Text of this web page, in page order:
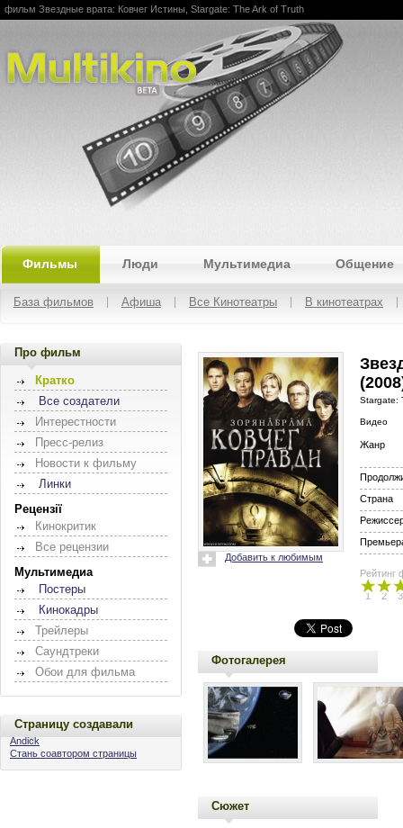
Multikino
фильм Звездные врата: Ковчег Истины, Stargate: The Ark of Truth
Фильмы Люди Мультимедиа Общение
База фильмов Афиша Все Кинотеатры В кинотеатрах
Про фильм
Кратко
Все создатели
Интерестности
Пресс-релиз
Новости к фильму
Линки
Рецензії
Кинокритик
Все рецензии
Мультимедиа
Постеры
Кинокадры
Трейлеры
Саундтреки
Обои для фильма
Страницу создавали
Andick
Стань соавтором страницы
Добавить к любимым
Stargate:
Видео
Жанр
Страна
Рейтинг
1 2 3
Фотогалерея
Сюжет